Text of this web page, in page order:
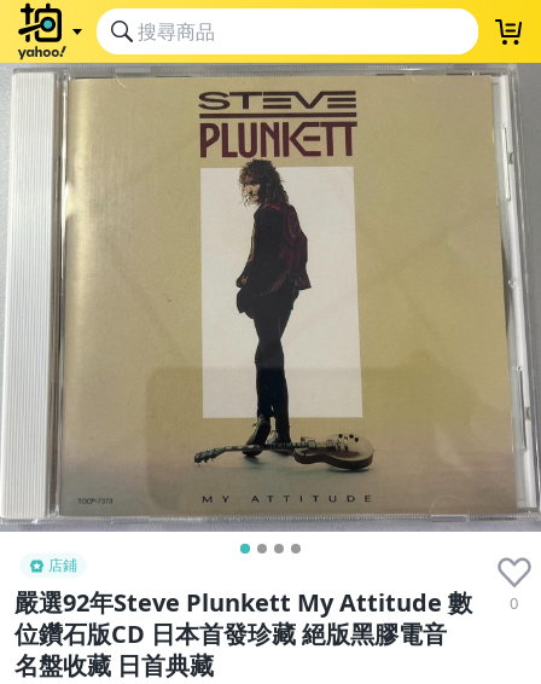
店鋪
嚴選92年Steve Plunkett My Attitude 數
位鑽石版CD 日本首發珍藏 絕版黑膠電音
名盤收藏 日首典藏
0